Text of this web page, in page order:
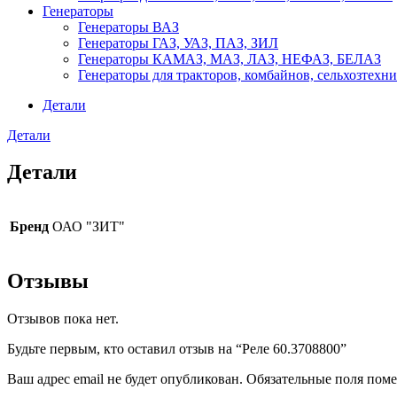
Генераторы
Генераторы ВАЗ
Генераторы ГАЗ, УАЗ, ПАЗ, ЗИЛ
Генераторы КАМАЗ, МАЗ, ЛАЗ, НЕФАЗ, БЕЛАЗ
Генераторы для тракторов, комбайнов,
Детали
Детали
Детали
Бренд ОАО "ЗИТ"
Отзывы
Отзывов пока нет.
Будьте первым, кто оставил отзыв на “Реле 60.3708800”
Ваш адрес email не будет опубликован. Обязательные поля